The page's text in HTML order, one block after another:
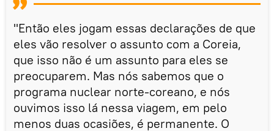
"Então eles jogam essas declarações de que
eles vão resolver o assunto com a Coreia,
que isso não é um assunto para eles se
preocuparem. Mas nós sabemos que o
programa nuclear norte-coreano, e nós
ouvimos isso lá nessa viagem, em pelo
menos duas ocasiões, é permanente. O